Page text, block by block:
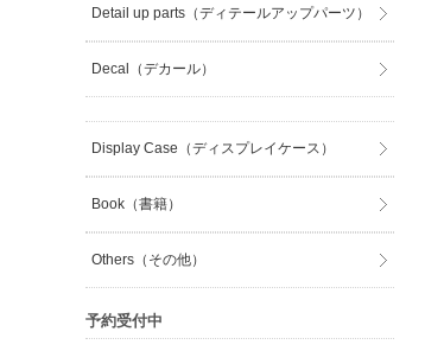
Detail up parts（ディテールアップパーツ）
Decal（デカール）
Display Case（ディスプレイケース）
Book（書籍）
Others（その他）
予約受付中